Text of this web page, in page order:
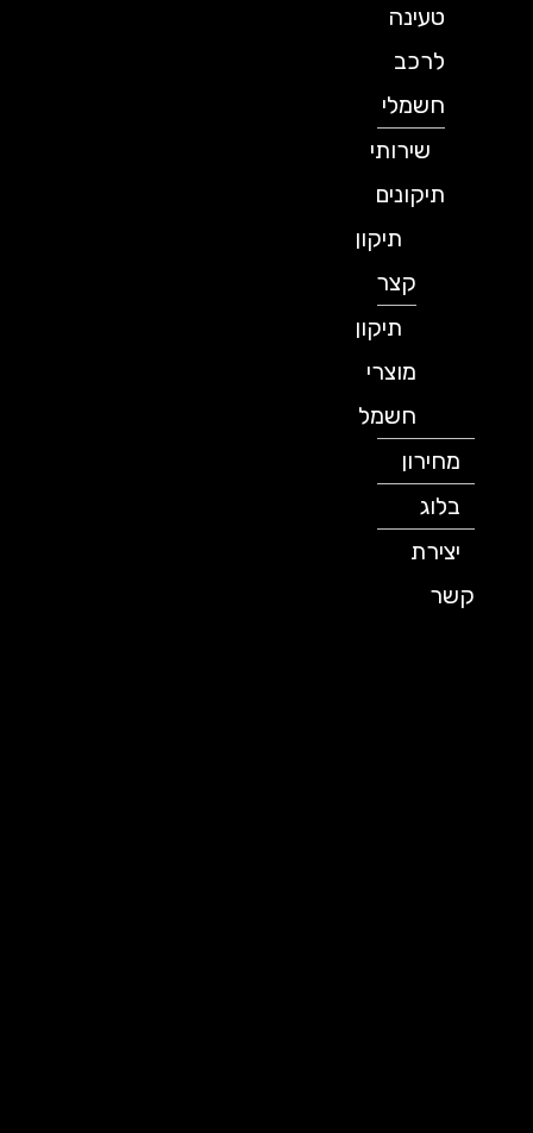
טעינה
לרכב
חשמלי
שירותי
תיקונים
תיקון
תיקון
מוצרי
חשמל
מחירון
יצירת
קשר